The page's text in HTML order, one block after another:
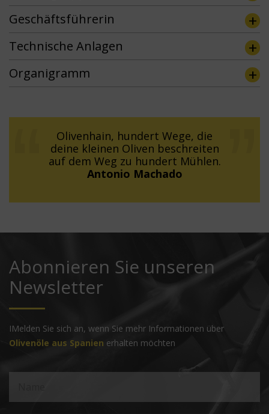
Geschäftsführerin
Technische Anlagen
Organigramm
Olivenhain, hundert Wege, die
deine kleinen Oliven beschreiten
auf dem Weg zu hundert Mühlen.
Antonio Machado
Abonnieren Sie unseren
Newsletter
IMelden Sie sich an, wenn Sie mehr Informationen über
Olivenöle aus Spanien erhalten möchten